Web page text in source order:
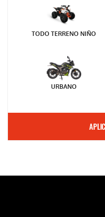
TODO TERRENO NIÑO
URBANO